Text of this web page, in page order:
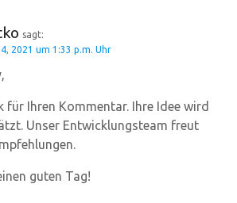
sagt:
2021 um 1:33 p.m. Uhr
für Ihren Kommentar. Ihre Idee wird
Unser Entwicklungsteam freut
guten Tag!